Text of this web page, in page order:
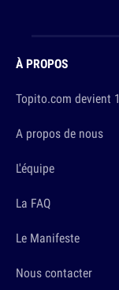
À PROPOS
Topito.com devient
A propos de nous
L'équipe
La FAQ
Le Manifeste
Nous contacter